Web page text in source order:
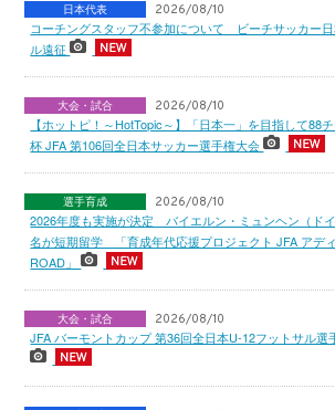
日本代表 2026/08/10
コーチングスタッフ不参加について ビーチサッカー
ル遠征
大会・試合 2026/08/10
【ホットピ！～HotTopic～】「日本一」を目指して88
杯 JFA 第106回全日本サッカー選手権大会
選手育成 2026/08/10
2026年度も実施が決定 バイエルン・ミュンヘン（ド
名が短期留学 「育成年代応援プロジェクト JFA アデ
ROAD」
大会・試合 2026/08/10
JFA バーモントカップ 第36回全日本U-12フットサル選